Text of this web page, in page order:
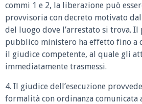
commi 1 e 2, la liberazione può
provvisoria con decreto motivato
del luogo dove l’arrestato si trova. Il
pubblico ministero ha effetto fino a
il giudice competente, al quale gli
immediatamente trasmessi.
4. Il giudice dell’esecuzione
formalità con ordinanza